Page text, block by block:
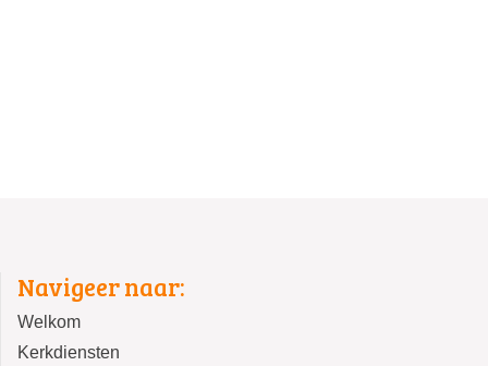
Navigeer naar:
Welkom
Kerkdiensten